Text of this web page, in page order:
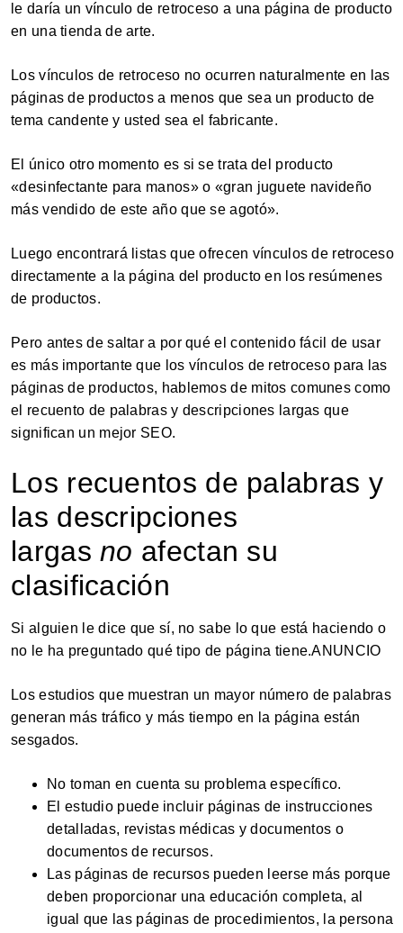
le daría un vínculo de retroceso a una página de producto
en una tienda de arte.
Los vínculos de retroceso no ocurren naturalmente en las
páginas de productos a menos que sea un producto de
tema candente y usted sea el fabricante.
El único otro momento es si se trata del producto
«desinfectante para manos» o «gran juguete navideño
más vendido de este año que se agotó».
Luego encontrará listas que ofrecen vínculos de retroceso
directamente a la página del producto en los resúmenes
de productos.
Pero antes de saltar a por qué el contenido fácil de usar
es más importante que los vínculos de retroceso para las
páginas de productos, hablemos de mitos comunes como
el recuento de palabras y descripciones largas que
significan un mejor SEO.
Los recuentos de palabras y
las descripciones
largasno afectan su
clasificación
Si alguien le dice que sí, no sabe lo que está haciendo o
no le ha preguntado qué tipo de página tiene.ANUNCIO
Los estudios que muestran un mayor número de palabras
generan más tráfico y más tiempo en la página están
sesgados.
No toman en cuenta su problema específico.
El estudio puede incluir páginas de instrucciones
detalladas, revistas médicas y documentos o
documentos de recursos.
Las páginas de recursos pueden leerse más porque
deben proporcionar una educación completa, al
igual que las páginas de procedimientos, la persona